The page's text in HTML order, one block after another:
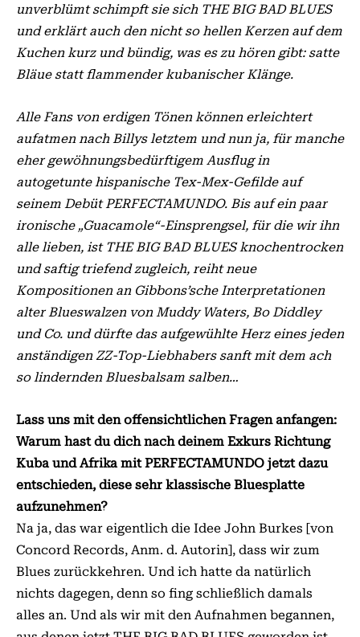
unverblümt schimpft sie sich THE BIG BAD BLUES
und erklärt auch den nicht so hellen Kerzen auf dem
Kuchen kurz und bündig, was es zu hören gibt: satte
Bläue statt flammender kubanischer Klänge.
Alle Fans von erdigen Tönen können erleichtert
aufatmen nach Billys letztem und nun ja, für manche
eher gewöhnungsbedürftigem Ausflug in
autogetunte hispanische Tex-Mex-Gefilde auf
seinem Debüt PERFECTAMUNDO. Bis auf ein paar
ironische „Guacamole“-Einsprengsel, für die wir ihn
alle lieben, ist THE BIG BAD BLUES knochentrocken
und saftig triefend zugleich, reiht neue
Kompositionen an Gibbons’sche Interpretationen
alter Blueswalzen von Muddy Waters, Bo Diddley
und Co. und dürfte das aufgewühlte Herz eines jeden
anständigen ZZ-Top-Liebhabers sanft mit dem ach
so lindernden Bluesbalsam salben…
Lass uns mit den offensichtlichen Fragen anfangen:
Warum hast du dich nach deinem Exkurs Richtung
Kuba und Afrika mit PERFECTAMUNDO jetzt dazu
entschieden, diese sehr klassische Bluesplatte
aufzunehmen?
Na ja, das war eigentlich die Idee John Burkes [von
Concord Records, Anm. d. Autorin], dass wir zum
Blues zurückkehren. Und ich hatte da natürlich
nichts dagegen, denn so fing schließlich damals
alles an. Und als wir mit den Aufnahmen begannen,